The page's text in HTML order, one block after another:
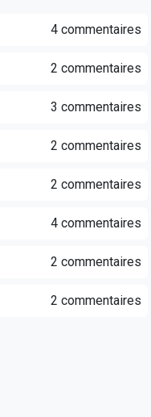
4 commentaires
2 commentaires
3 commentaires
2 commentaires
2 commentaires
4 commentaires
2 commentaires
2 commentaires